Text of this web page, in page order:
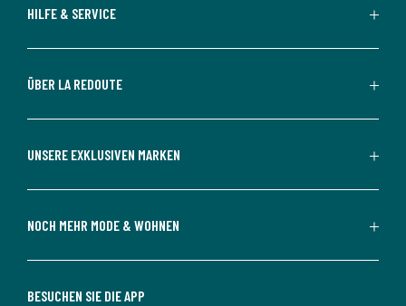
HILFE & SERVICE
ÜBER LA REDOUTE
UNSERE EXKLUSIVEN MARKEN
NOCH MEHR MODE & WOHNEN
BESUCHEN SIE DIE APP